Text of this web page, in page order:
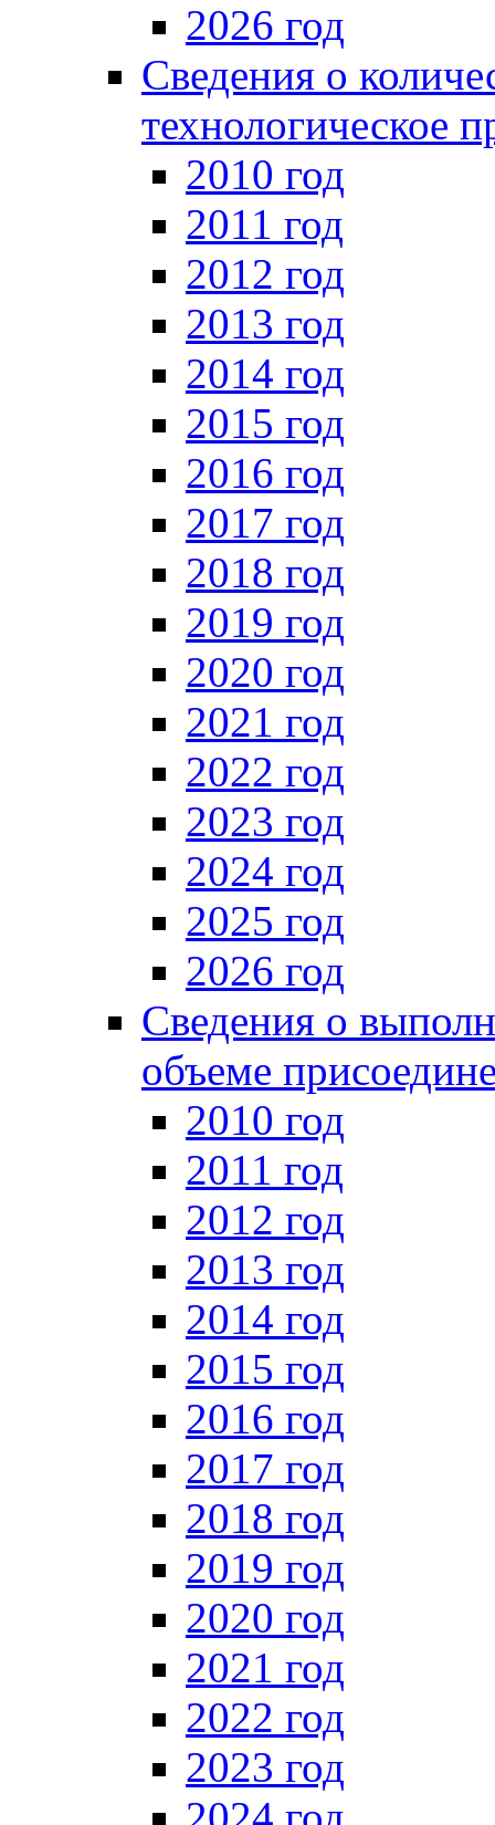
2026 год
Сведения о
технологическое
2010 год
2011 год
2012 год
2013 год
2014 год
2015 год
2016 год
2017 год
2018 год
2019 год
2020 год
2021 год
2022 год
2023 год
2024 год
2025 год
2026 год
Сведения о
объеме
2010 год
2011 год
2012 год
2013 год
2014 год
2015 год
2016 год
2017 год
2018 год
2019 год
2020 год
2021 год
2022 год
2023 год